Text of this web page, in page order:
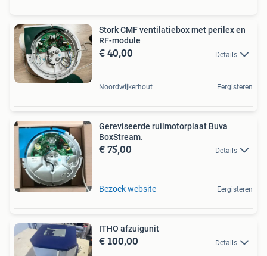
Stork CMF ventilatiebox met perilex en
RF-module
€ 40,00 Details
Noordwijkerhout Eergisteren
Gereviseerde ruilmotorplaat Buva
BoxStream.
€ 75,00 Details
Bezoek website Eergisteren
ITHO afzuigunit
€ 100,00 Details